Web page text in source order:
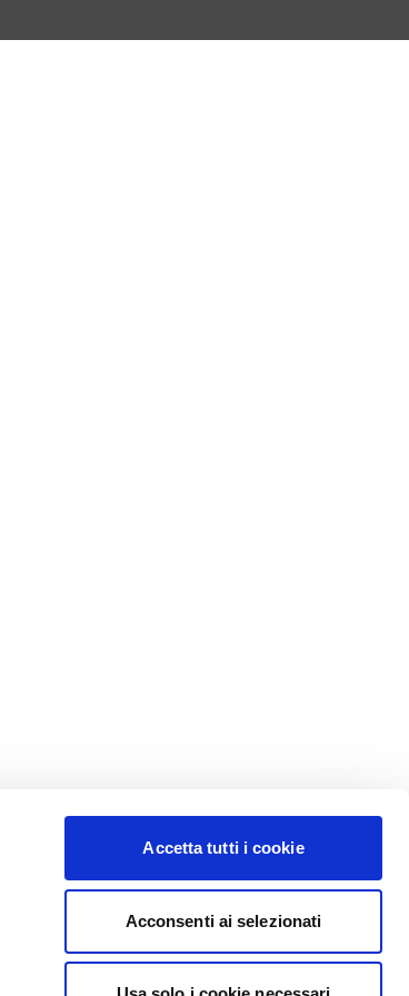
Accetta tutti i cookie
Acconsenti ai selezionati